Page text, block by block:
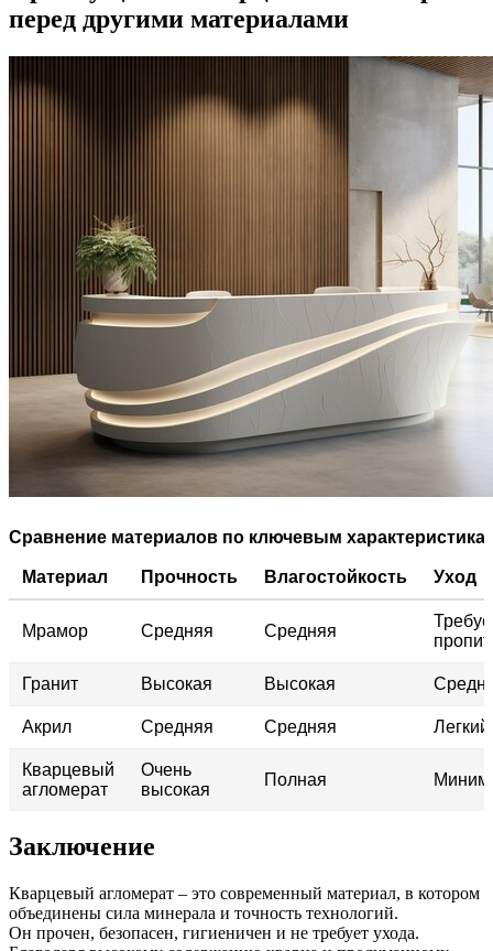
перед другими материалами
Сравнение материалов по ключевым
Материал Прочность Влагостойкость Уход
Мрамор Средняя Средняя
Гранит Высокая Высокая
Акрил Средняя Средняя Легкий
Кварцевый
агломерат
Очень
высокая
Полная
Заключение
Кварцевый агломерат – это современный материал, в котором
объединены сила минерала и точность технологий.
Он прочен, безопасен, гигиеничен и не требует ухода.